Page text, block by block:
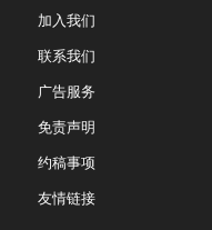
加入我们
联系我们
广告服务
免责声明
约稿事项
友情链接